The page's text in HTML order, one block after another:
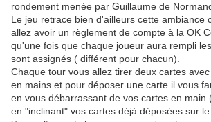
rondement menée par Guillaume de
Le jeu retrace bien d'ailleurs cette ambiance
allez avoir un règlement de compte à la OK
qu'une fois que chaque joueur aura rempli
sont assignés ( différent pour chacun).
Chaque tour vous allez tirer deux cartes
en mains et pour déposer une carte il vous
en vous débarrassant de vos cartes en main
en "inclinant" vos cartes déjà déposées sur